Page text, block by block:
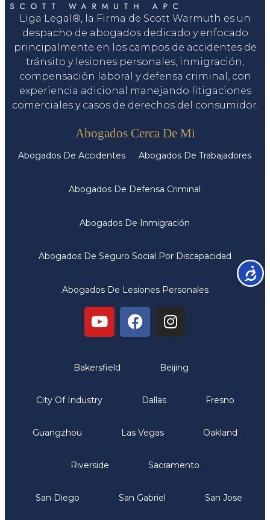
Liga Legal®, la Firma de Scott Warmuth es un
despacho de abogados dedicado y enfocado
principalmente en los campos de accidentes de
tránsito y lesiones personales, inmigración,
compensación laboral y defensa criminal, con
experiencia adicional manejando litigaciones
comerciales y casos de derechos del consumidor.
Abogados Cerca De Mi
Abogados De Accidentes Abogados De Trabajadores
Abogados De Defensa Criminal
Abogados De Inmigración
Abogados De Seguro Social Por Discapacidad
Abogados De Lesiones Personales
Bakersfield Beijing
City Of Industry Dallas Fresno
Guangzhou Las Vegas Oakland
Riverside Sacramento
San Diego San Gabriel San Jose